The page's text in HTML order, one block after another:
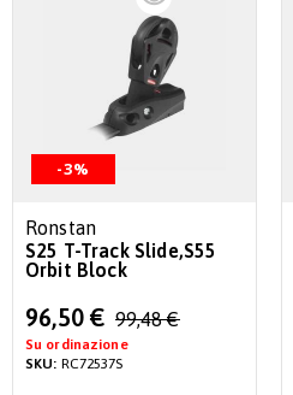
-3%
Ronstan
S25 T-Track Slide,S55
Orbit Block
Special
Price
96,50 € 99,48 €
Su ordinazione
SKU: RC72537S